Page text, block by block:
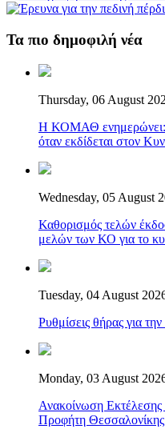
Τα πιο δημοφιλή νέα
Thursday, 06 August
Η ΚΟΜΑΘ ενημερώνει:
όταν εκδίδεται στον
Wednesday, 05 August
Καθορισμός τελών
μελών των ΚΟ για το
Tuesday, 04 August
Ρυθμίσεις θήρας για
Monday, 03 August
Ανακοίνωση
Προφήτη Θεσσαλονίκης